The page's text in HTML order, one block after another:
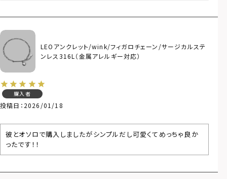
LEOアンクレット/wink/フィガロチェーン/サージカルステ
ンレス316L（金属アレルギー対応）
購入者
投稿日 2026/01/18
彼とオソロで購入しましたがシンプルだし可愛くてめっちゃ良か
ったです！！